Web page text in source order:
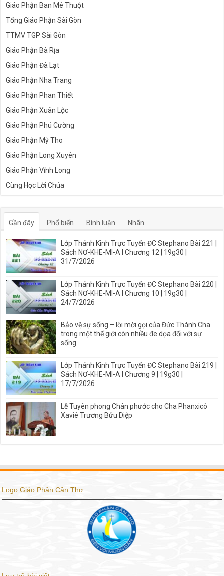
Giáo Phận Ban Mê Thuột
Tổng Giáo Phận Sài Gòn
TTMV TGP Sài Gòn
Giáo Phận Bà Rịa
Giáo Phận Đà Lạt
Giáo Phận Nha Trang
Giáo Phận Phan Thiết
Giáo Phận Xuân Lộc
Giáo Phận Phú Cường
Giáo Phận Mỹ Tho
Giáo Phận Long Xuyên
Giáo Phận Vĩnh Long
Cùng Học Lời Chúa
Gần đây Phổ biến Bình luận Nhãn
Lớp Thánh Kinh Trực Tuyến ĐC Stephano Bài 221 |
Sách NƠ-KHE-MI-A I Chương 12 | 19g30 |
31/7/2026
Lớp Thánh Kinh Trực Tuyến ĐC Stephano Bài 220 |
Sách NƠ-KHE-MI-A I Chương 10 | 19g30 |
24/7/2026
Bảo vệ sự sống – lời mời gọi của Đức Thánh Cha
trong một thế giới còn nhiều đe dọa đối với sự
sống
Lớp Thánh Kinh Trực Tuyến ĐC Stephano Bài 219 |
Sách NƠ-KHE-MI-A I Chương 9 | 19g30 |
17/7/2026
Lễ Tuyên phong Chân phước cho Cha Phanxicô
Xaviê Trương Bửu Diệp
Logo Giáo Phận Cần Thơ